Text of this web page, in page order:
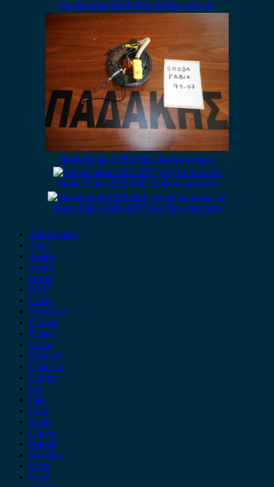
Skoda Fabia 1998-2007 AirBag οδηγού
Skoda Fabia 1999-2007 ταινία τιμονιού
Skoda Fabia 2003-2007 ροζέτα τιμονιού
Skoda Fabia 1999-2007 αλεξήλιο αριστερό
Alfa Romeo
Audi
Austin
Acura
BMW
BYD
Chery
Chevrolet
Citroen
Cupra
Dacia
Daewoo
Daihatsu
Dodge
DS
Fiat
Ford
Geely
Gonow
Honda
Hyundai
Isuzu
iveco